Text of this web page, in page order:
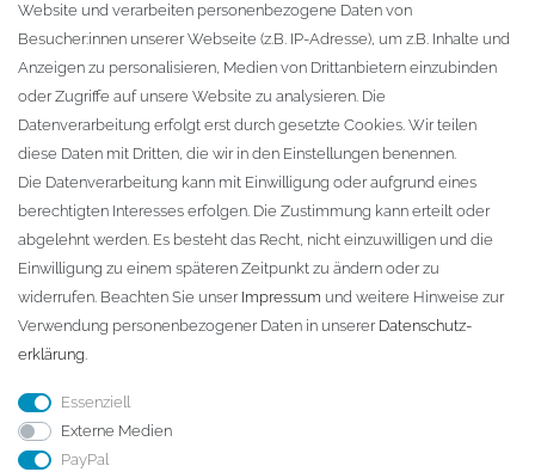
Zur Kasse
KONTAKT
Fa. Steffen Jost
Söbrigener Weg 50
D-01796 Pirna
Telefon:+49 (0)3501 507295
info@dach-teufel.de
Website und verarbeiten personenbezogene Daten von
Besucher:innen unserer Webseite (z.B. IP-Adresse), um z.B. Inhalte und
Anzeigen zu personalisieren, Medien von Drittanbietern einzubinden
oder Zugriffe auf unsere Website zu analysieren. Die
Datenverarbeitung erfolgt erst durch gesetzte Cookies. Wir teilen
diese Daten mit Dritten, die wir in den Einstellungen benennen.
Die Datenverarbeitung kann mit Einwilligung oder aufgrund eines
berechtigten Interesses erfolgen. Die Zustimmung kann erteilt oder
abgelehnt werden. Es besteht das Recht, nicht einzuwilligen und die
Einwilligung zu einem späteren Zeitpunkt zu ändern oder zu
widerrufen. Beachten Sie unser Impressum und weitere Hinweise zur
Verwendung personenbezogener Daten in unserer Daten­schutz­
erklärung.
Essenziell
Externe Medien
PayPal